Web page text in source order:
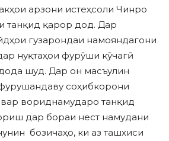
арзони истеҳсоли Чинро
танқид қарор дод. Дар
гузарондаи намояндагони
нуқтаҳои фурӯши кӯчагӣ
шуд. Дар он масъулин
соҳибкорони
вориднамударо танқид
дар бораи нест намудани
бозичаҳо, ки аз ташхиси